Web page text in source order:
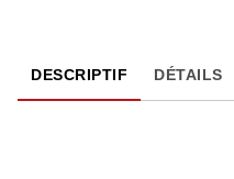
DESCRIPTIF DÉTAILS